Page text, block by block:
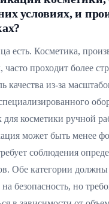
условиях, и
есть. Косметика,
часто проходит более
качества из-за
для косметики ручной
может быть менее
соблюдения
Обе категории
безопасность, но